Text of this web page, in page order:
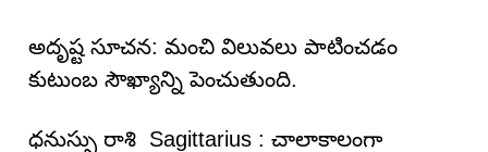
అదృష్ట సూచన: మంచి విలువలు పాటించడం
కుటుంబ సౌఖ్యాన్ని పెంచుతుంది.
ధనుస్సు రాశి Sagittarius : చాలాకాలంగా